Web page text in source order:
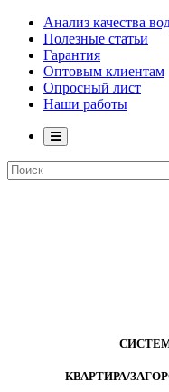
Анализ качества
Полезные статьи
Гарантия
Оптовым клиентам
Опросный лист
Наши работы
КВАРТИРА/